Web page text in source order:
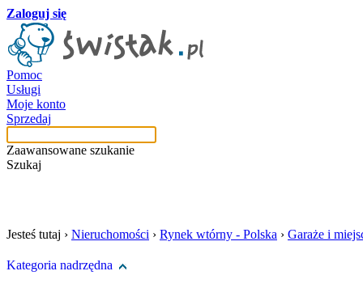
Zaloguj się
Pomoc
Usługi
Moje konto
Sprzedaj
Zaawansowane szukanie
Szukaj
Jesteś tutaj › Nieruchomości › Rynek wtórny - Polska › Garaże i
Kategoria nadrzędna